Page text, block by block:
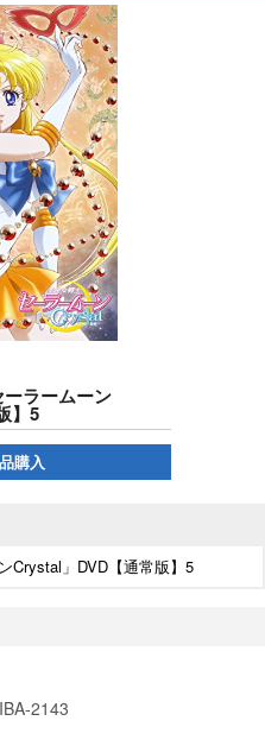
e
ラームーン
】5
購入
Crystal」DVD【通常版】5
2143